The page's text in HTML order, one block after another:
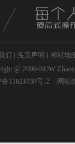
们 免责声明
网站地
@ 2000-NOW
备11021830号-2
网站